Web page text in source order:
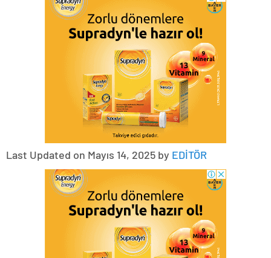
Last Updated on Mayıs 14, 2025 by EDİTÖR